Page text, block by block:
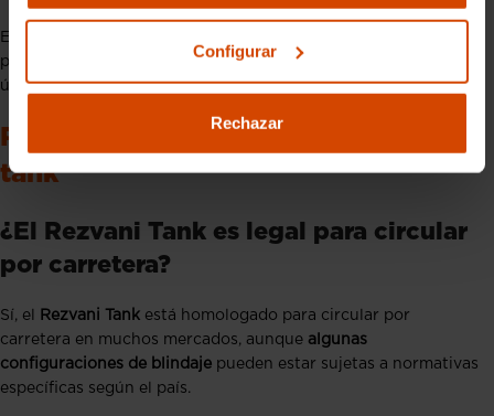
Configurar
Rechazar
Eso sí, su producción limitada y su alto nivel de
personalización hacen que cada unidad sea prácticamente
única.
Preguntas frecuentes sobre rezvani
tank
¿El Rezvani Tank es legal para circular
por carretera?
Sí, el Rezvani Tank está homologado para circular por
carretera en muchos mercados, aunque algunas
configuraciones de blindaje pueden estar sujetas a normativas
específicas según el país.